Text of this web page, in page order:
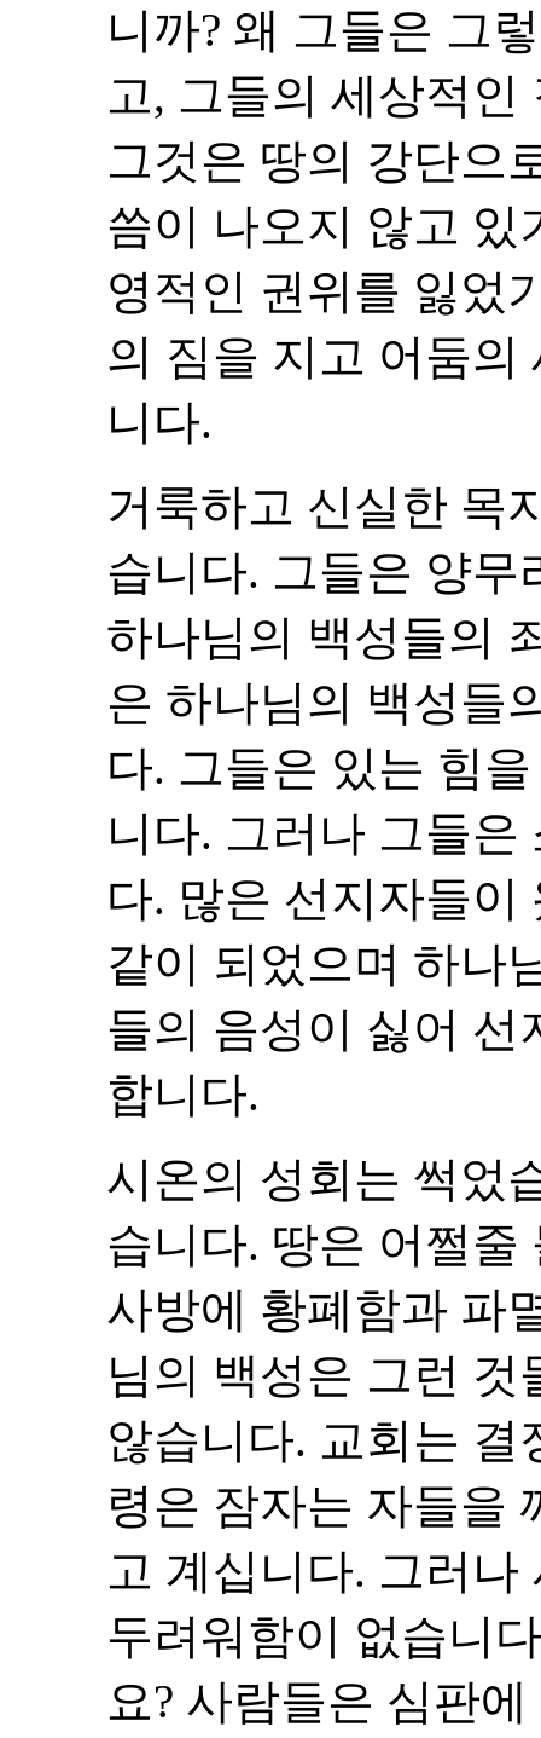
니까? 왜 그들은 그
고, 그들의 세상적인
그것은 땅의 강단으
씀이 나오지 않고 있
영적인 권위를 잃었
의 짐을 지고 어둠의
니다.
거룩하고 신실한 목
습니다. 그들은 양무
하나님의 백성들의
은 하나님의 백성들
다. 그들은 있는 힘
니다. 그러나 그들
다. 많은 선지자들
같이 되었으며 하나
들의 음성이 싫어 선
합니다.
시온의 성회는 썩었
습니다. 땅은 어쩔줄
사방에 황폐함과 파
님의 백성은 그런
않습니다. 교회는 결
령은 잠자는 자들을
고 계십니다. 그러
두려워함이 없습니
요? 사람들은 심판